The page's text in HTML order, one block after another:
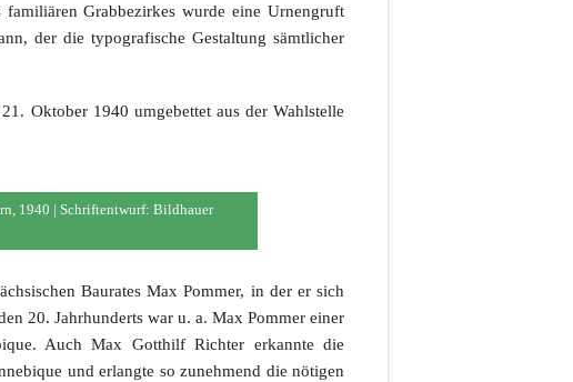
Grabbezirkes wurde eine Urnengruft
der die typografische Gestaltung sämtlicher
Oktober 1940 umgebettet aus der Wahlstelle
1940 | Schriftentwurf: Bildhauer
Baurates Max Pommer, in der er sich
20. Jahrhunderts war u. a. Max Pommer einer
Auch Max Gotthilf Richter erkannte die
und erlangte so zunehmend die nötigen